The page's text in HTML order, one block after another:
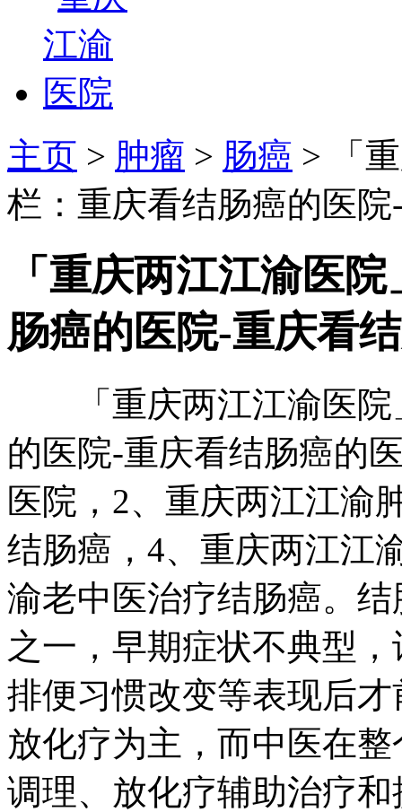
主页 > 肿瘤 > 肠癌 > 「
栏：重庆看结肠癌的医
「重庆两江江渝医
肠癌的医院-重庆看
「重庆两江江渝医院
的医院-重庆看结肠癌的
医院，2、重庆两江江渝
结肠癌，4、重庆两江江
渝老中医治疗结肠癌。
之一，早期症状不典型
排便习惯改变等表现后
放化疗为主，而中医在
调理、放化疗辅助治疗